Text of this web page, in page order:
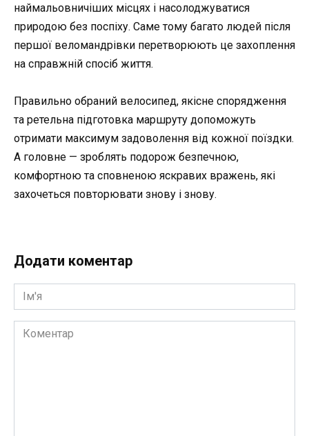
наймальовничіших місцях і насолоджуватися
природою без поспіху. Саме тому багато людей після
першої веломандрівки перетворюють це захоплення
на справжній спосіб життя.
Правильно обраний велосипед, якісне спорядження
та ретельна підготовка маршруту допоможуть
отримати максимум задоволення від кожної поїздки.
А головне — зроблять подорож безпечною,
комфортною та сповненою яскравих вражень, які
захочеться повторювати знову і знову.
Додати коментар
Ім'я
Коментар